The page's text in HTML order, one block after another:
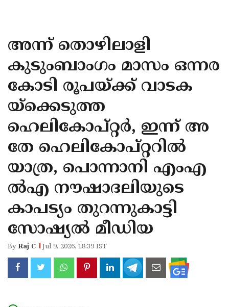
KANNUR
KASARAGOD
അന്ന് തൊഴിലാളി
കുടുംബാംഗം മാസം ഒന്നര
കോടി രൂപയ്ക്ക് വാടക
യ്‌ക്കെടുത്ത
ഹെലികോപ്റ്റര്‍, ഇന്ന് അ
തേ ഹെലികോപ്റ്ററില്‍
യാത്ര, പൊന്നാനി എംഎ
ല്‍എ നൗഷാദലിയുടെ
കാപട്യം തുറന്നുകാട്ടി
സോഷ്യല്‍ മീഡിയ
ByRaj C Jul 9, 2026, 18:39 IST